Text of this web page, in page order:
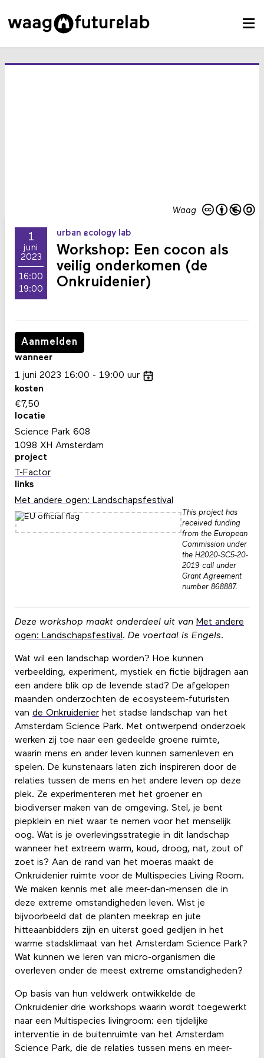
Waag
1
juni
2023
16:00
19:00
urban ecology lab
Workshop: Een cocon als
veilig onderkomen (de
Onkruidenier)
Deze workshop maakt onderdeel uit van Met andere
ogen: Landschapsfestival . De voertaal is Engels.
Wat wil een landschap worden? Hoe kunnen
verbeelding, experiment, mystiek en fictie bijdragen aan
een andere blik op de levende stad? De afgelopen
maanden onderzochten de ecosysteem-futuristen
van de Onkruidenierhet stadse landschap van het
Amsterdam Science Park. Met ontwerpend onderzoek
werken zij toe naar een gedeelde groene ruimte,
waarin mens en ander leven kunnen samenleven en
spelen. De kunstenaars laten zich inspireren door de
relaties tussen de mens en het andere leven op deze
plek. Ze experimenteren met het groener en
biodiverser maken van de omgeving. Stel, je bent
piepklein en niet waar te nemen voor het menselijk
oog. Wat is je overlevingsstrategie in dit landschap
wanneer het extreem warm, koud, droog, nat, zout of
zoet is? Aan de rand van het moeras maakt de
Onkruidenier ruimte voor de Multispecies Living Room.
We maken kennis met alle meer-dan-mensen die in
deze extreme omstandigheden leven. Wist je
bijvoorbeeld dat de planten meekrap en jute
hitteaanbidders zijn en uiterst goed gedijen in het
warme stadsklimaat van het Amsterdam Science Park?
Wat kunnen we leren van micro-organismen die
overleven onder de meest extreme omstandigheden?
Op basis van hun veldwerk ontwikkelde de
Onkruidenier drie workshops waarin wordt toegewerkt
naar een Multispecies livingroom: een tijdelijke
interventie in de buitenruimte van het Amsterdam
Science Park, die de relaties tussen mens en meer-
Aanmelden
wanneer
1 juni 2023 16:00 19:00 uur
kosten
€7,50
locatie
Science Park 608
1098 XH Amsterdam
project
T-Factor
links
Met andere ogen: Landschapsfestival
This project has
received funding
from the European
Commission under
the H2020-SC5-20-
2019 call under
Grant Agreement
number 868887.